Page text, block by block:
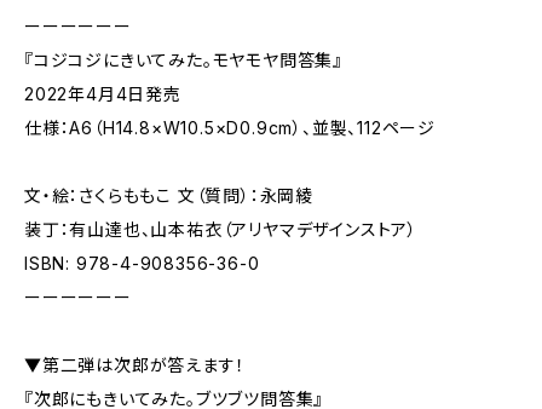
ーーーーーー
『コジコジにきいてみた。モヤモヤ問答集』
2022年4月4日発売
仕様：A6（H14.8×W10.5×D0.9cm）、並製、112ページ
文・絵：さくらももこ 文（質問）：永岡綾
装丁：有山達也、山本祐衣（アリヤマデザインストア）
ISBN: 978-4-908356-36-0
ーーーーーー
▼第二弾は次郎が答えます！
『次郎にもきいてみた。ブツブツ問答集』